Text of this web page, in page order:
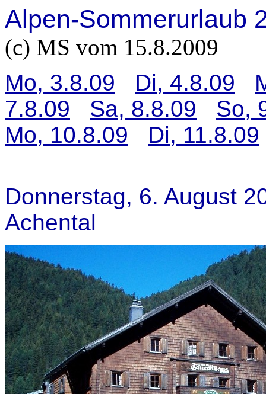
Alpen-Sommerurlaub
(c) MS vom 15.8.2009
Mo, 3.8.09
Di, 4.8.09
7.8.09
Sa, 8.8.09
So,
Mo, 10.8.09
Di, 11.8.09
Donnerstag, 6. August
Achental